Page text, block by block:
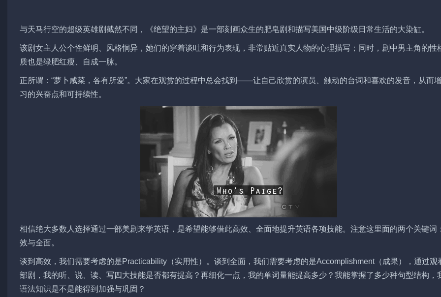
与天马行空的超级英雄剧截然不同，《绝望的主妇》是一部刻画众生的肥皂剧和描写美国中级阶级日常生活的大染缸。
该剧女主人公个性鲜明、风格恫异，她们的穿着谈吐和行为表现，非常贴近真实人物的心理描写；同时，剧中男主角的性
质也是绿肥红瘦、自成一脉。
正所谓：“萝卜咸菜，各有所爱”。大家在观赏的过程中总会找到——让自己欣赏的演员、触动的台词和喜欢的发音，从而
习的兴奋点和可持续性。
相信绝大多数人选择通过一部美剧来学英语，是希望能够借此高效、全面地提升英语各项技能。注意这里面的两个关键词
效与全面。
谈到高效，我们需要考虑的是Practicability（实用性）。谈到全面，我们需要考虑的是Accomplishment（成果），通过观
部剧，我的听、说、读、写四大技能是否都有提高？再细化一点，我的单词量能提高多少？我能掌握了多少种句型结构，
语法知识是不是能得到加强与巩固？